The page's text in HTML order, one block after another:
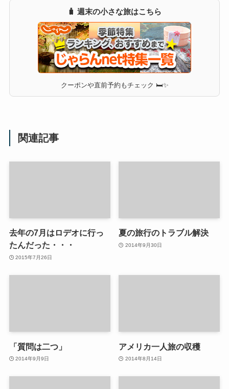
🧳 週末の小さな旅はこちら
クーポンや直前予約もチェック 🛏✨
関連記事
去年の7月はロデオに行っ
たんだった・・・
2015年7月26日
夏の旅行のトラブル解決
2014年9月30日
「質問は二つ」
2014年9月9日
アメリカ一人旅の収穫
2014年8月14日